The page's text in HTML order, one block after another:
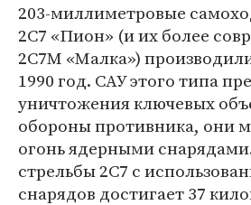
203-миллиметровые
2С7 «Пион» (и их более
2С7М «Малка»)
1990 год. САУ этого типа
уничтожения ключевых
обороны противника, они
огонь ядерными
стрельбы 2С7 с
снарядов достигает 37